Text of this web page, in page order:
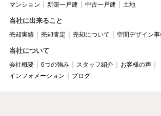
マンション 新築一戸建 中古一戸建 土地
当社に出来ること
売却実績 売却査定 売却について 空間デザイン事
当社について
会社概要 6つの強み スタッフ紹介
お客様の声
インフォメーション
ブログ